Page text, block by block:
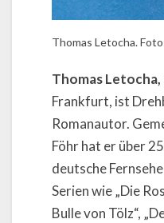
Thomas Letocha.
Thomas Letocha,
Frankfurt, ist
Romanautor.
Föhr hat er über
deutsche
Serien wie „Die
Bulle von Tölz“,